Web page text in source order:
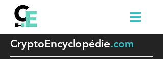
CryptoEncyclopédie.com